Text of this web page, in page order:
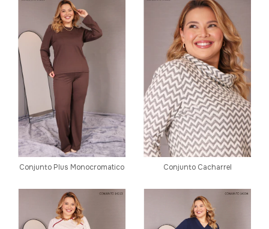
Conjunto Plus Monocromatico Conjunto Cacharrel